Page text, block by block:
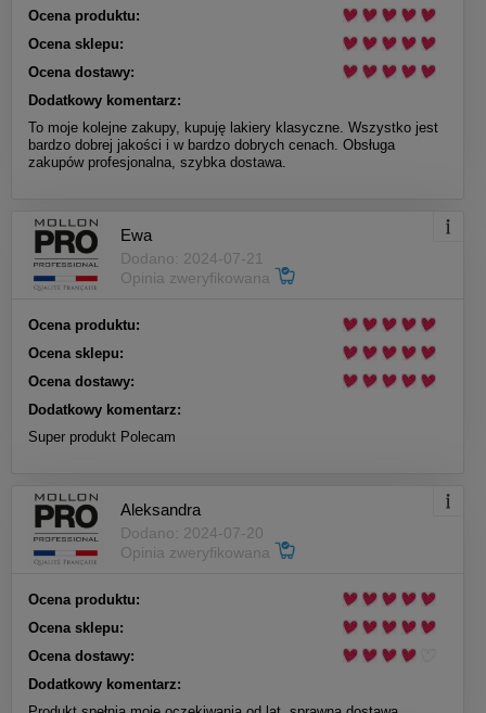
Ocena produktu:
Ocena sklepu:
Ocena dostawy:
Dodatkowy komentarz:
To moje kolejne zakupy, kupuję lakiery klasyczne. Wszystko jest
bardzo dobrej jakości i w bardzo dobrych cenach. Obsługa
zakupów profesjonalna, szybka dostawa.
Ewa
Dodano: 2024-07-21
Opinia zweryfikowana
Ocena produktu:
Ocena sklepu:
Ocena dostawy:
Dodatkowy komentarz:
Super produkt Polecam
Aleksandra
Dodano: 2024-07-20
Opinia zweryfikowana
Ocena produktu:
Ocena sklepu:
Ocena dostawy:
Dodatkowy komentarz: